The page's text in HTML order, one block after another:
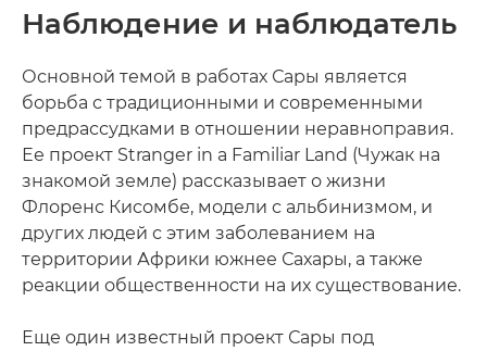
Наблюдение и наблюдатель
Основной темой в работах Сары является
борьба с традиционными и современными
предрассудками в отношении неравноправия.
Ее проект Stranger in a Familiar Land (Чужак на
знакомой земле) рассказывает о жизни
Флоренс Кисомбе, модели с альбинизмом, и
других людей с этим заболеванием на
территории Африки южнее Сахары, а также
реакции общественности на их существование.
Еще один известный проект Сары под